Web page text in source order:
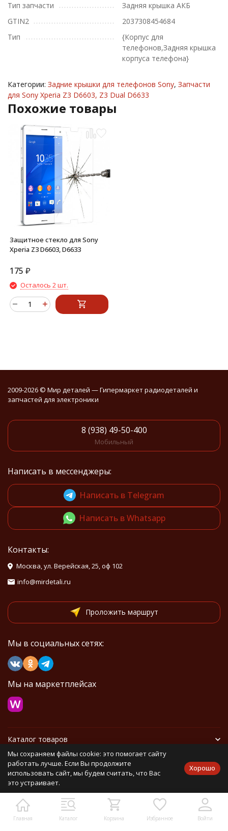
Тип запчасти
Задняя крышка АКБ
GTIN2
2037308454684
Тип
{Корпус для
телефонов,Задняя крышка
корпуса телефона}
Категории: Задние крышки для телефонов Sony, Запчасти
для Sony Xperia Z3 D6603, Z3 Dual D6633
Похожие товары
Защитное стекло для Sony
Xperia Z3 D6603, D6633
175 ₽
Осталось 2 шт.
Главная Каталог Корзина Избранное Войти
2009-2026 © Мир деталей — Гипермаркет радиодеталей и
запчастей для электроники
8 (938) 49-50-400
Мобильный
Написать в мессенджеры:
Написать в Telegram
Написать в Whatsapp
Контакты:
Москва, ул. Верейская, 25, оф 102
info@mirdetali.ru
Проложить маршрут
Мы в социальных сетях:
Мы на маркетплейсах
Каталог товаров
Информация
Политика персональных данных Карта сайта
Мы сохраняем файлы cookie: это помогает сайту
работать лучше. Если Вы продолжите
использовать сайт, мы будем считать, что Вас
это устраивает.
Хорошо